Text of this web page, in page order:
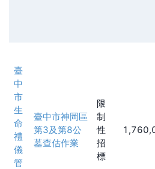
臺
中
市
生
命
禮
儀
管
臺中市神岡區
第3及第8公
墓查估作業
限
制
性
招
標